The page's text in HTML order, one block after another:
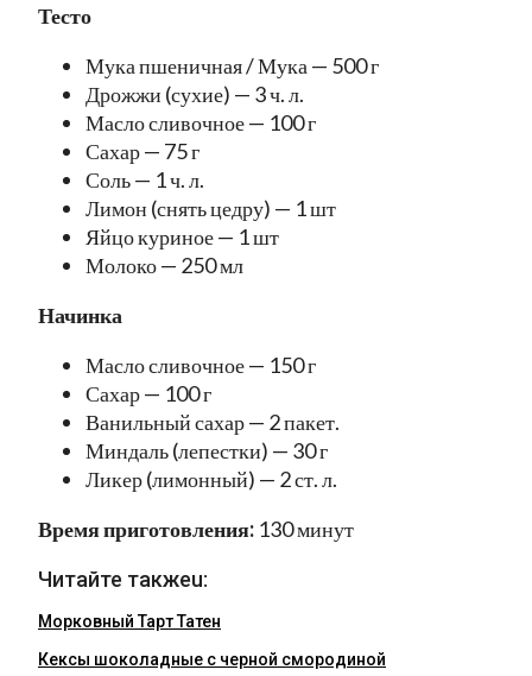
Тесто
Мука пшеничная / Мука — 500 г
Дрожжи (сухие) — 3 ч. л.
Масло сливочное — 100 г
Сахар — 75 г
Соль — 1 ч. л.
Лимон (снять цедру) — 1 шт
Яйцо куриное — 1 шт
Молоко — 250 мл
Начинка
Масло сливочное — 150 г
Сахар — 100 г
Ванильный сахар — 2 пакет.
Миндаль (лепестки) — 30 г
Ликер (лимонный) — 2 ст. л.
Время приготовления: 130 минут
Читайте такжеu:
Морковный Тарт Татен
Кексы шоколадные с черной смородиной